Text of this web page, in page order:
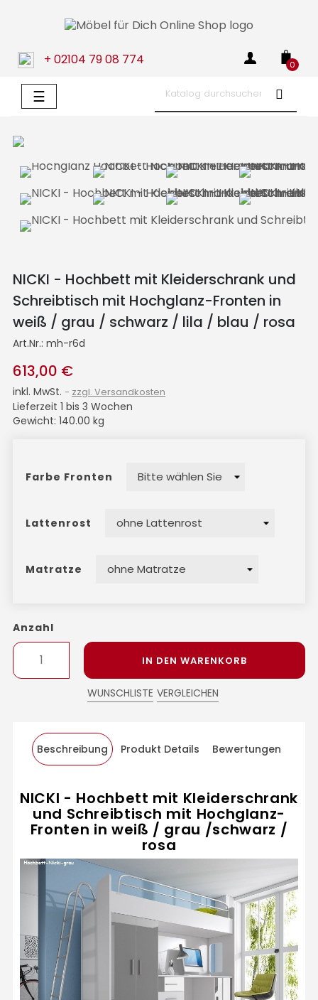
+ 02104 79 08 774 0
Umschalten
der
☰
NICKI - Hochbett mit Kleiderschrank und
Schreibtisch mit Hochglanz-Fronten in
weiß / grau / schwarz / lila / blau / rosa
Art.Nr.: mh-r6d
613,00 €
inkl. MwSt. zzgl. Versandkosten
Lieferzeit 1 bis 3 Wochen
Gewicht: 140.00 kg
Farbe Fronten
Lattenrost
Matratze
Anzahl
IN DEN WARENKORB
WUNSCHLISTE VERGLEICHEN
Beschreibung Produkt Details Bewertungen
NICKI - Hochbett mit Kleiderschrank
und Schreibtisch mit Hochglanz-
Fronten in weiß / grau /schwarz /
rosa